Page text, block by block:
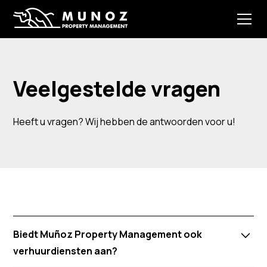
Veelgestelde vragen
Heeft u vragen? Wij hebben de antwoorden voor u!
Biedt Muñoz Property Management ook
verhuurdiensten aan?